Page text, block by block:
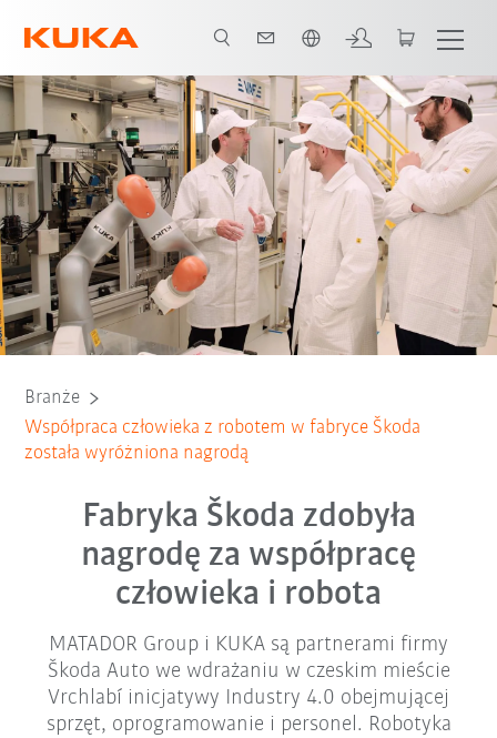
Wszyscy partnerzy systemowi
Branże
Współpraca człowieka z robotem w fabryce Škoda
została wyróżniona nagrodą
Fabryka Škoda zdobyła
nagrodę za współpracę
człowieka i robota
MATADOR Group i KUKA są partnerami firmy
Škoda Auto we wdrażaniu w czeskim mieście
Vrchlabí inicjatywy Industry 4.0 obejmującej
sprzęt, oprogramowanie i personel. Robotyka